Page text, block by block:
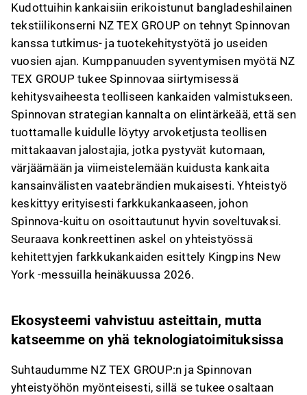
liittyvää palautetta Inderesinfoorumilla.
Kudottuihin kankaisiin erikoistunut bangladeshilainen
tekstiilikonserni NZ TEX GROUP on tehnyt Spinnovan
kanssa tutkimus- ja tuotekehitystyötä jo useiden
vuosien ajan. Kumppanuuden syventymisen myötä NZ
TEX GROUP tukee Spinnovaa siirtymisessä
kehitysvaiheesta teolliseen kankaiden valmistukseen.
Spinnovan strategian kannalta on elintärkeää, että sen
tuottamalle kuidulle löytyy arvoketjusta teollisen
mittakaavan jalostajia, jotka pystyvät kutomaan,
värjäämään ja viimeistelemään kuidusta kankaita
kansainvälisten vaatebrändien mukaisesti. Yhteistyö
keskittyy erityisesti farkkukankaaseen, johon
Spinnova-kuitu on osoittautunut hyvin soveltuvaksi.
Seuraava konkreettinen askel on yhteistyössä
kehitettyjen farkkukankaiden esittely Kingpins New
York -messuilla heinäkuussa 2026.
Ekosysteemi vahvistuu asteittain, mutta
katseemme on yhä teknologiatoimituksissa
Suhtaudumme NZ TEX GROUP:n ja Spinnovan
yhteistyöhön myönteisesti, sillä se tukee osaltaan